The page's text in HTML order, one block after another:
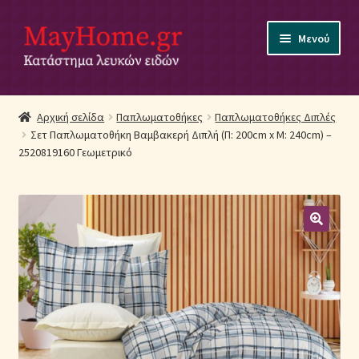
Απευθείας
μετάβαση
στην
Μετάβαση
σε
περιεχόμενο
Μενού
Αρχική
Ακύρωση Παραγγελίας
Βρεφικά Λευκά Είδη
Επικοινωνία
Επιστροφές Προϊόντων
Η εταιρία μας
Αρχική σελίδα Παπλωματοθήκες
Παπλωματοθήκες Διπλές
Σετ Παπλωματοθήκη Βαμβακερή Διπλή (Π: 200cm x Μ: 240cm) –
2520819160 Γεωμετρικό